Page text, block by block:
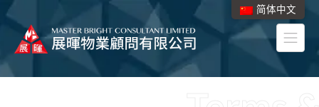
简体中文